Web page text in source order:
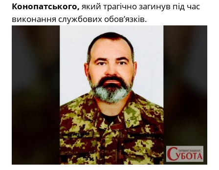
Конопатського, який трагічно загинув під час
виконання службових обов’язків.